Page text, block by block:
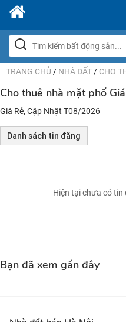
TRANG CHỦ / NHÀ ĐẤT / CHO
Cho thuê nhà mặt phố
Giá Rẻ, Cập Nhật T08/2026
Danh sách tin đăng
Hiện tại chưa có
Bạn đã xem gần đây